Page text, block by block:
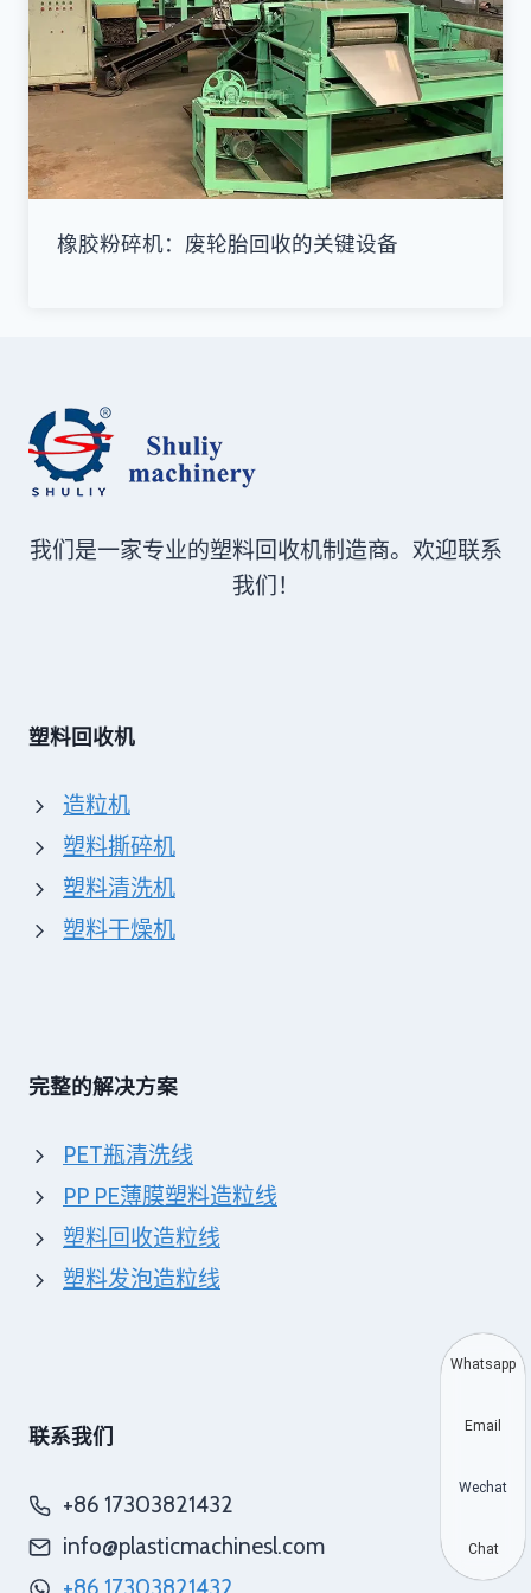
橡胶粉碎机：废轮胎回收的关键设备
我们是一家专业的塑料回收机制造商。欢迎联系
我们！
塑料回收机
造粒机
塑料撕碎机
塑料清洗机
塑料干燥机
完整的解决方案
PET瓶清洗线
PP PE薄膜塑料造粒线
塑料回收造粒线
塑料发泡造粒线
联系我们
+86 17303821432
info@plasticmachinesl.com
Whatsapp
Email
Wechat
Chat